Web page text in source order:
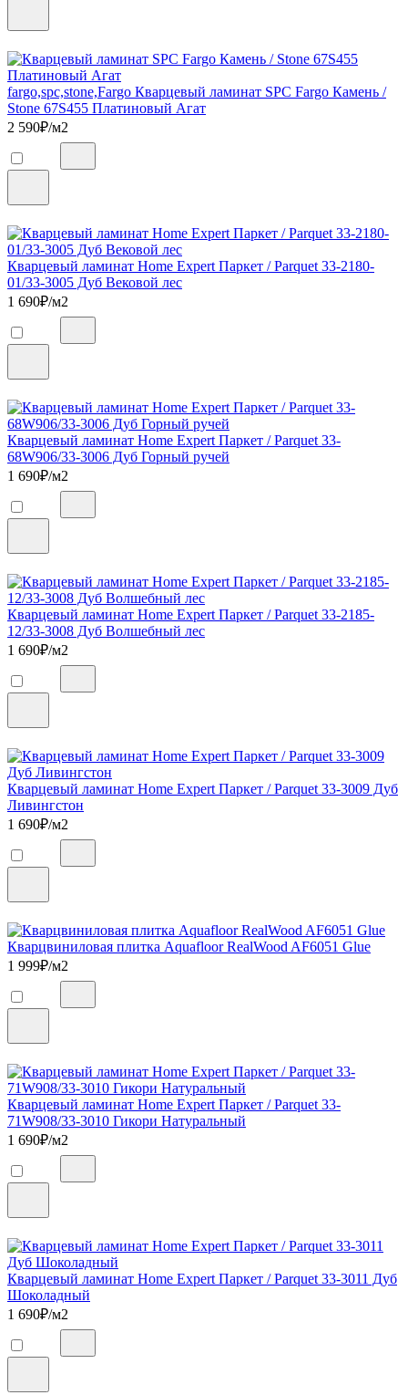
fargo,spc,stone,Fargo Кварцевый ламинат SPC Fargo Камень /
Stone 67S455 Платиновый Агат
2 590₽/м2
Кварцевый ламинат Home Expert Паркет / Parquet 33-2180-
01/33-3005 Дуб Вековой лес
1 690₽/м2
Кварцевый ламинат Home Expert Паркет / Parquet 33-
68W906/33-3006 Дуб Горный ручей
1 690₽/м2
Кварцевый ламинат Home Expert Паркет / Parquet 33-2185-
12/33-3008 Дуб Волшебный лес
1 690₽/м2
Кварцевый ламинат Home Expert Паркет / Parquet 33-3009 Дуб
Ливингстон
1 690₽/м2
Кварцвиниловая плитка Aquafloor RealWood AF6051 Glue
1 999₽/м2
Кварцевый ламинат Home Expert Паркет / Parquet 33-
71W908/33-3010 Гикори Натуральный
1 690₽/м2
Кварцевый ламинат Home Expert Паркет / Parquet 33-3011 Дуб
Шоколадный
1 690₽/м2